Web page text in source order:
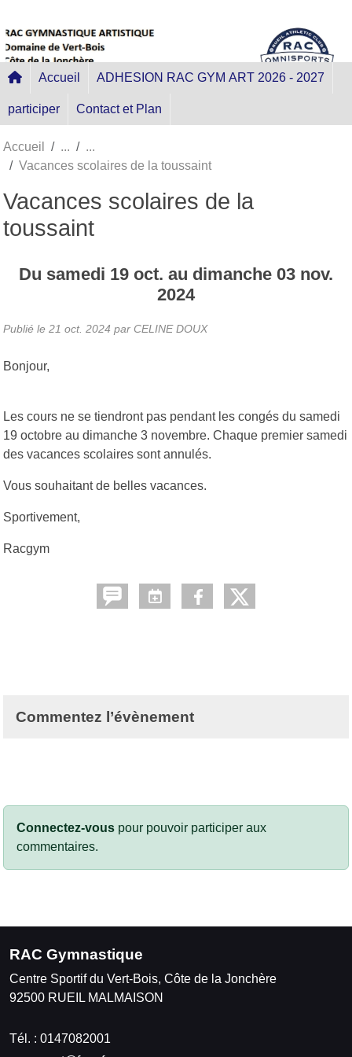
Accueil ADHESION RAC GYM ART 2026 - 2027
participer Contact et Plan
Accueil
Vacances scolaires de la toussaint
Vacances scolaires de la
toussaint
Du samedi 19 oct. au dimanche 03 nov.
2024
Publié le 21 oct. 2024 par CELINE DOUX
Bonjour,
Les cours ne se tiendront pas pendant les congés du samedi
19 octobre au dimanche 3 novembre. Chaque premier samedi
des vacances scolaires sont annulés.
Vous souhaitant de belles vacances.
Sportivement,
Racgym
Commentez l’évènement
Connectez-vous pour pouvoir participer aux
commentaires.
RAC Gymnastique
Centre Sportif du Vert-Bois, Côte de la Jonchère
92500 RUEIL MALMAISON
Tél. : 0147082001